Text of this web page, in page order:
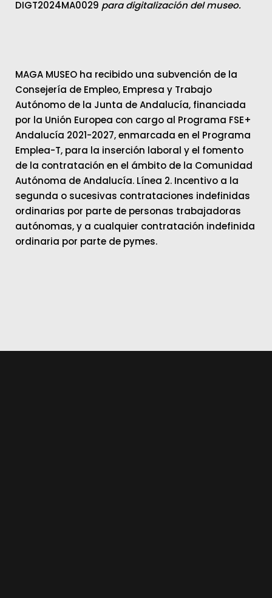
DIGT2024MA0029 para digitalización del museo.
MAGA MUSEO ha recibido una subvención de la
Consejería de Empleo, Empresa y Trabajo
Autónomo de la Junta de Andalucía, financiada
por la Unión Europea con cargo al Programa FSE+
Andalucía 2021-2027, enmarcada en el Programa
Emplea-T, para la inserción laboral y el fomento
de la contratación en el ámbito de la Comunidad
Autónoma de Andalucía. Línea 2. Incentivo a la
segunda o sucesivas contrataciones indefinidas
ordinarias por parte de personas trabajadoras
autónomas, y a cualquier contratación indefinida
ordinaria por parte de pymes.